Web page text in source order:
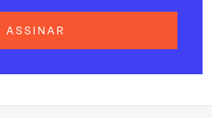
ASSINAR